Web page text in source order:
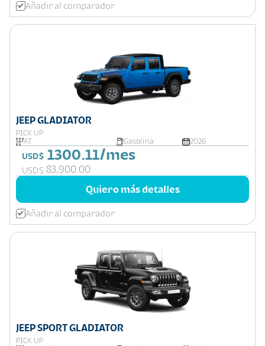
Añadir al comparador
JEEP GLADIATOR
PICK UP
AT
Gasolina 2026
USD$ 1300.11/mes
USD$ 83,900.00
Quiero más detalles
Añadir al comparador
JEEP SPORT GLADIATOR
PICK UP